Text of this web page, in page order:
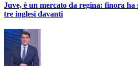
Juve, è un mercato da regina: finora ha
tre inglesi davanti